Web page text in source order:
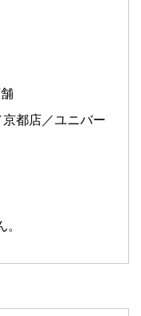
都店／ユニバー